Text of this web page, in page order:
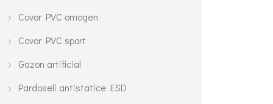
Covor PVC omogen
Covor PVC sport
Gazon artificial
Pardoseli antistatice ESD